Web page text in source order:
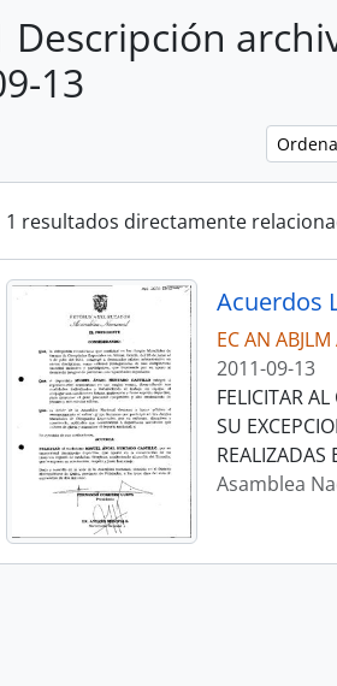
Descripción
13
1 resultados directamente
Acuerdos
EC AN
2011-09-13
FELICITAR
SU
REALIZADAS
Asamblea